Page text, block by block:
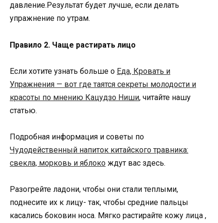
давление.Результат будет лучше, если делать
упражнение по утрам.
Правило 2. Чаще растирать лицо
Если хотите узнать больше о Еда, Кровать и
Упражнения — вот где таятся секреты молодости и
красоты по мнению Кацудзо Ниши, читайте нашу
статью.
Подробная информация и советы по
Чудодейственный напиток китайского травника:
свекла, морковь и яблоко ждут вас здесь.
Разогрейте ладони, чтобы они стали теплыми,
поднесите их к лицу- так, чтобы средние пальцы
касались боковин носа. Мягко растирайте кожу лица ,